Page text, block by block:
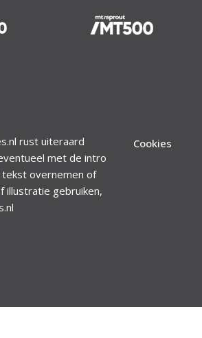
rust uiteraard
met de intro
tekst overnemen of
illustratie gebruiken,
Cookies